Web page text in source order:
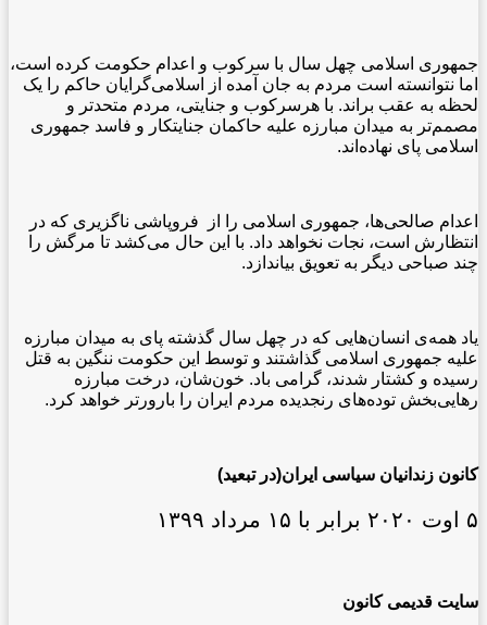
جمهوری اسلامی چهل سال با سرکوب و اعدام حکومت کرده است،
اما نتوانسته است مردم به جان آمده از اسلامی‌گرایان حاکم را یک
لحظه به عقب براند. با هرسرکوب و جنایتی، مردم متحدتر و
مصمم‌تر به میدان مبارزه علیه حاکمان جنایتکار و فاسد جمهوری
اسلامی پای نهاده‌اند.
اعدام صالحی‌ها، جمهوری اسلامی را از فروپاشی ناگزیری که در
انتظارش است، نجات نخواهد داد. با این حال می‌کشد تا مرگش را
چند صباحی دیگر به تعویق بیاندازد.
یاد همه‌ی انسان‌هایی که در چهل سال گذشته پای به میدان مبارزه
علیه جمهوری اسلامی گذاشتند و توسط این حکومت ننگین به قتل
رسیده و کشتار شدند، گرامی باد. خون‌شان، درخت مبارزه
رهایی‌بخش توده‌های رنجدیده مردم ایران را بارورتر خواهد کرد.
کانون زندانیان سیاسی ایران(در تبعید)
۵ اوت ٢٠٢٠ برابر با ١۵ مرداد ١۳٩٩
سایت قدیمی کانون